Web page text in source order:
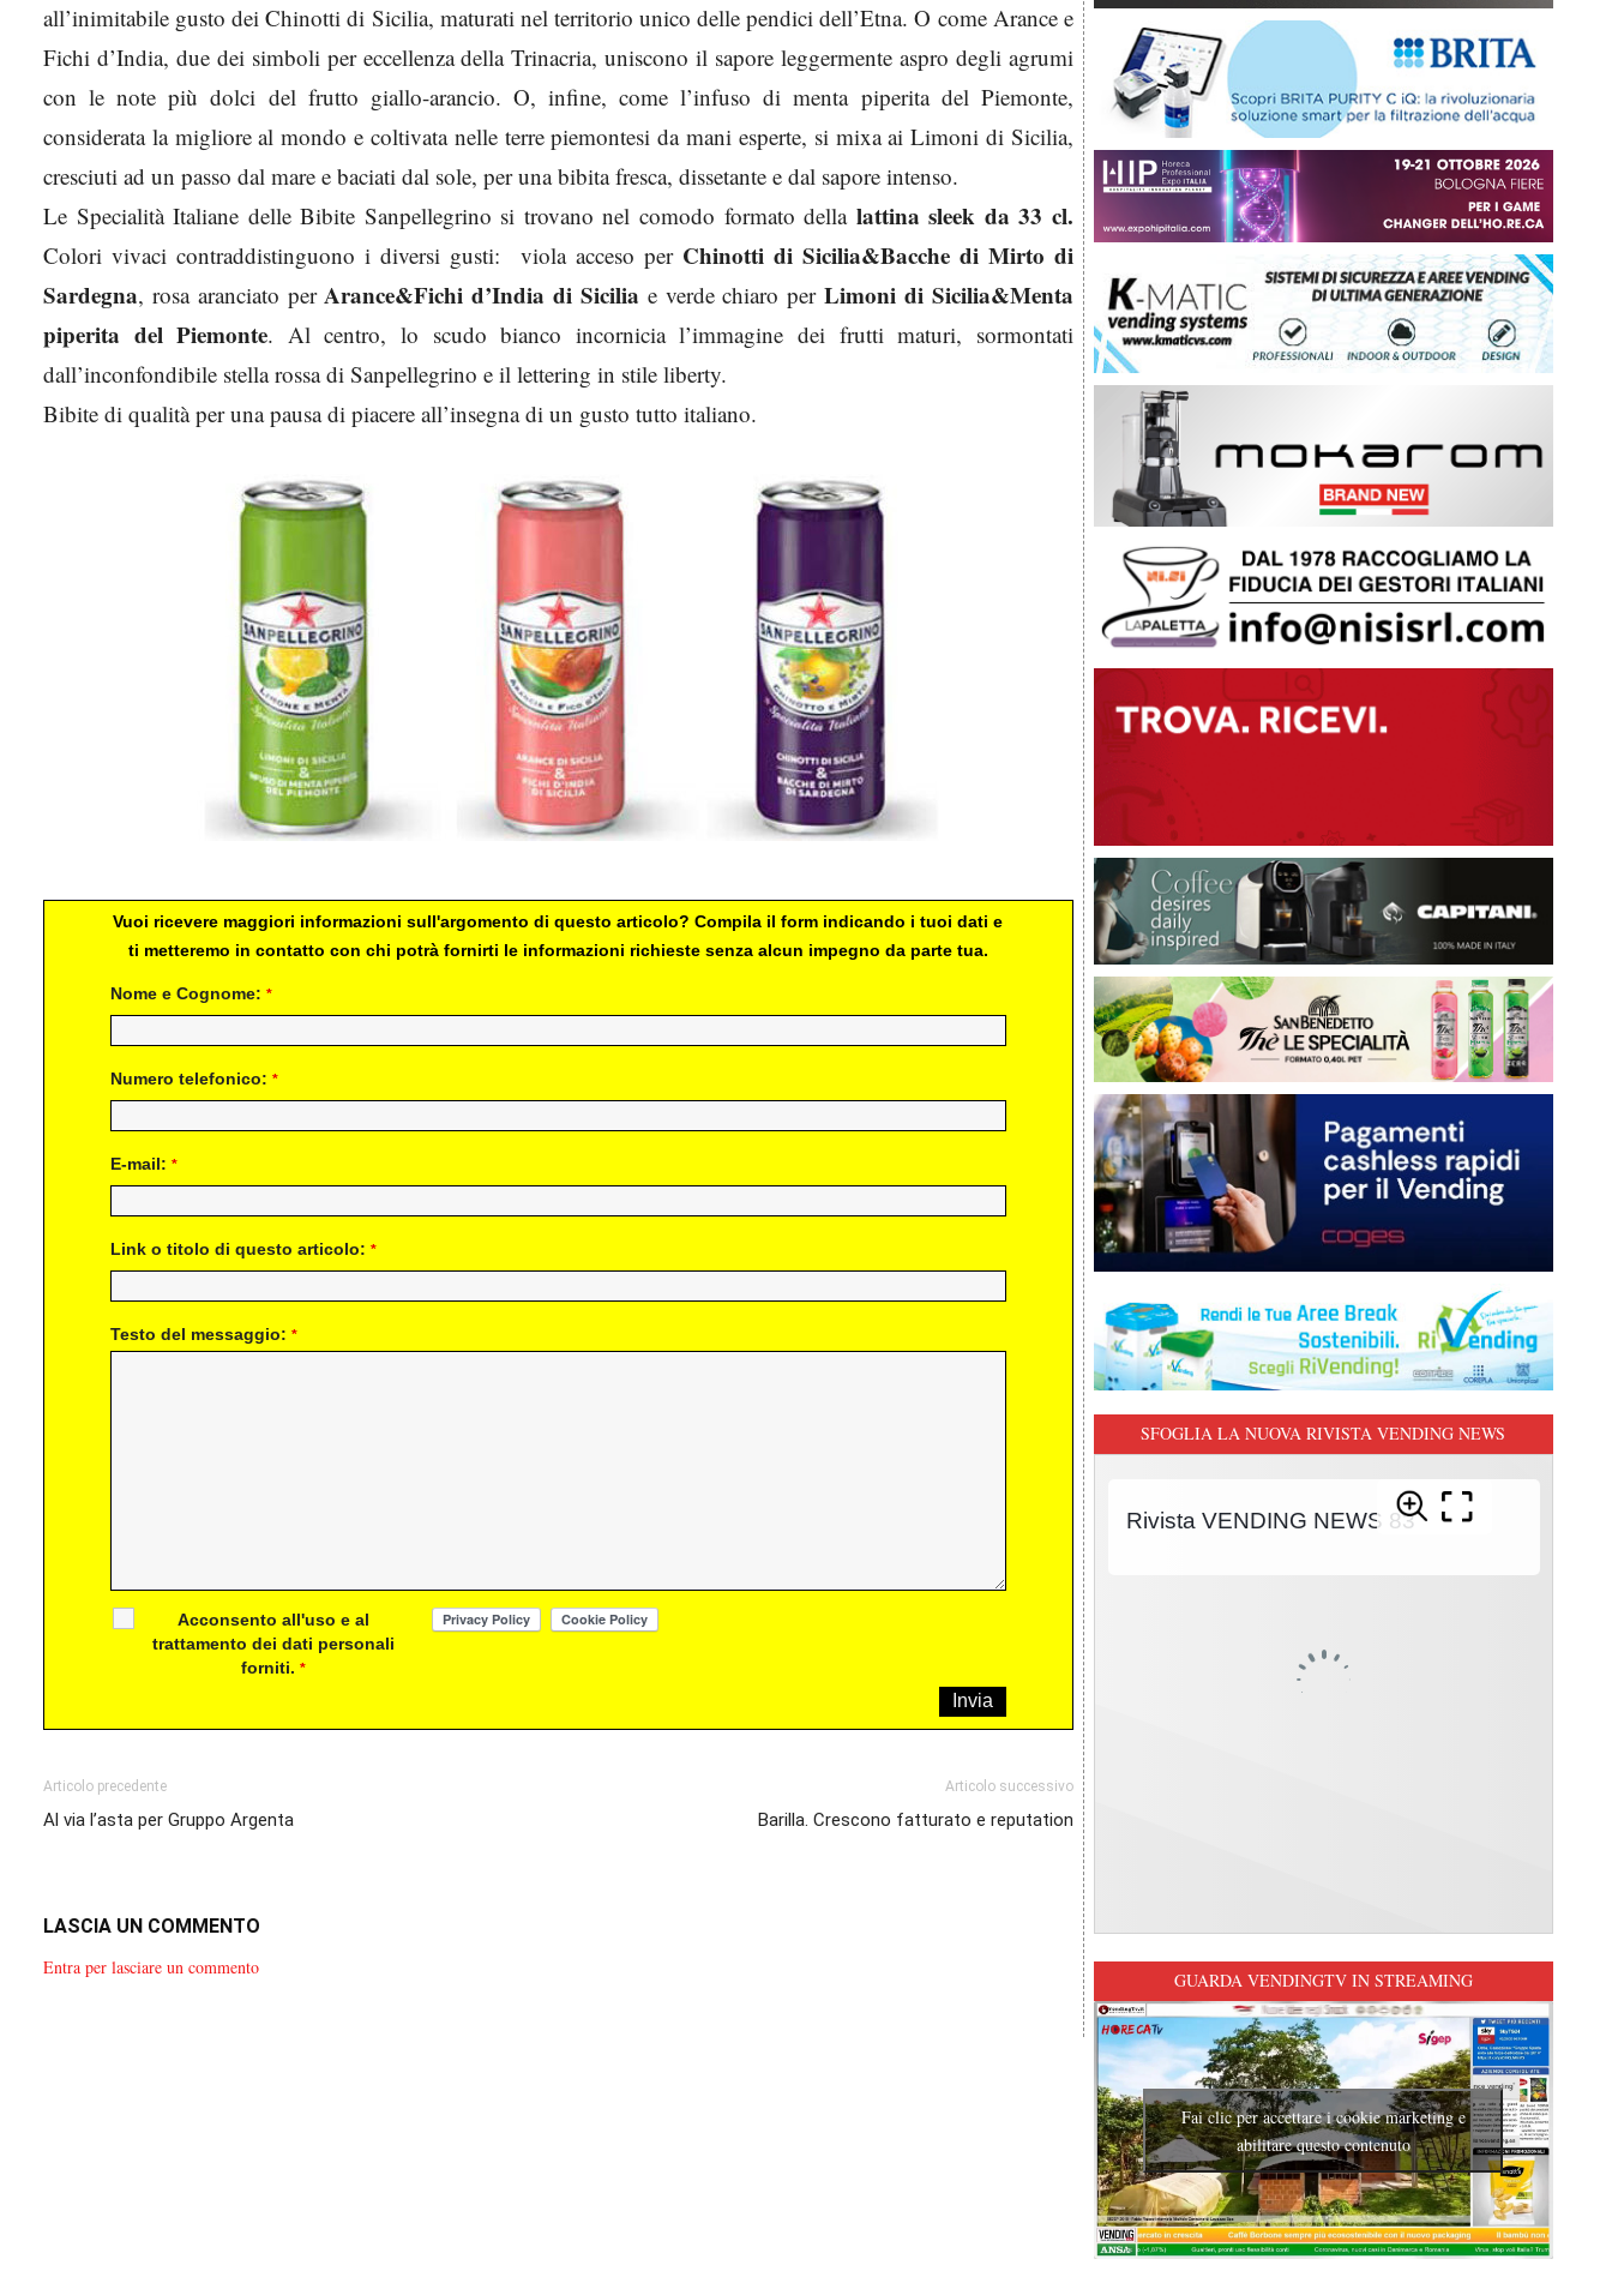
all’inimitabile gusto dei Chinotti di Sicilia, maturati nel territorio unico delle pendici dell’Etna. O come Arance e
Fichi d’India, due dei simboli per eccellenza della Trinacria, uniscono il sapore leggermente aspro degli agrumi
con le note più dolci del frutto giallo-arancio. O, infine, come l’infuso di menta piperita del Piemonte,
considerata la migliore al mondo e coltivata nelle terre piemontesi da mani esperte, si mixa ai Limoni di Sicilia,
cresciuti ad un passo dal mare e baciati dal sole, per una bibita fresca, dissetante e dal sapore intenso.
Le Specialità Italiane delle Bibite Sanpellegrino si trovano nel comodo formato della lattina sleek da 33 cl.
Colori vivaci contraddistinguono i diversi gusti: viola acceso per Chinotti di Sicilia&Bacche di Mirto di
Sardegna, rosa aranciato per Arance&Fichi d’India di Sicilia e verde chiaro perLimoni di Sicilia&Menta
piperita del Piemonte. Al centro, lo scudo bianco incornicia l’immagine dei frutti maturi, sormontati
dall’inconfondibile stella rossa di Sanpellegrino e il lettering in stile liberty.
Bibite di qualità per una pausa di piacere all’insegna di un gusto tutto italiano.
Vuoi ricevere maggiori informazioni sull'argomento di questo articolo? Compila il form indicando i tuoi dati e
ti metteremo in contatto con chi potrà fornirti le informazioni richieste senza alcun impegno da parte tua.
Nome e Cognome: *
Numero telefonico: *
E-mail: *
Link o titolo di questo articolo: *
Testo del messaggio: *
Acconsento all'uso e al
trattamento dei dati personali
forniti.*
Articolo precedente
Al via l’asta per Gruppo Argenta
Articolo successivo
Barilla. Crescono fatturato e reputation
LASCIA UN COMMENTO
Entra per lasciare un commento
SFOGLIA LA NUOVA RIVISTA VENDING NEWS
GUARDA VENDINGTV IN STREAMING
Fai clic per accettare i cookie marketing e
abilitare questo contenuto